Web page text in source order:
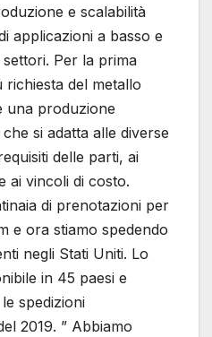
e scalabilità
applicazioni a basso e
Per la prima
richiesta del metallo
una produzione
si adatta alle diverse
delle parti, ai
ai vincoli di costo.
di prenotazioni per
e ora stiamo spedendo
negli Stati Uniti. Lo
in 45 paesi e
spedizioni
2019. ” Abbiamo